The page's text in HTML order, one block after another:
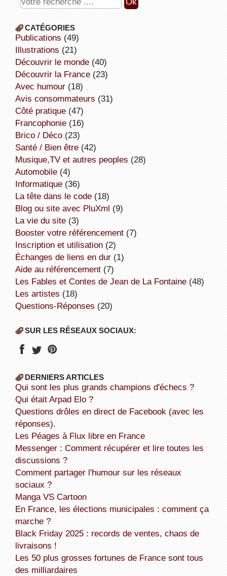
CATÉGORIES
publications (49)
illustrations (21)
découvrir le monde(40)
découvrir la France(23)
avec humour(18)
avis consommateurs (31)
côté pratique(47)
Francophonie(16)
Brico / Déco(23)
Santé / Bien être(42)
Musique,TV et autres peoples (28)
Automobile(4)
informatique(36)
la tête dans le code(18)
Blog ou site avec PluXml (9)
la vie du site(3)
booster votre référencement(7)
inscription et utilisation(2)
échanges de liens en dur(1)
aide au référencement(7)
Les Fables et Contes de Jean de La Fontaine(48)
Les artistes (18)
Questions-Réponses (20)
SUR LES RÉSEAUX SOCIAUX:
DERNIERS ARTICLES
Qui sont les plus grands champions d'échecs ?
Qui était Arpad Elo ?
Questions drôles en direct de Facebook (avec les
réponses).
Les Péages à Flux libre en France
Messenger : Comment récupérer et lire toutes les
discussions ?
Comment partager l'humour sur les réseaux
sociaux ?
Manga VS Cartoon
En France, les élections municipales : comment ça
marche ?
Black Friday 2025 : records de ventes, chaos de
livraisons !
Les 50 plus grosses fortunes de France sont tous
des milliardaires